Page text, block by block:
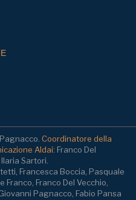
Coordinatore della
Aldai: Franco Del
Ilaria Sartori.
Francesca Boccia, Pasquale
Franco, Franco Del Vecchio,
Pagnacco, Fabio Pansa